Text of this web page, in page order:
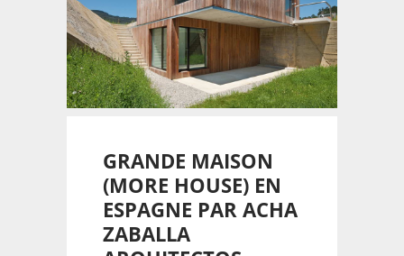
GRANDE MAISON
(MORE HOUSE) EN
ESPAGNE PAR ACHA
ZABALLA